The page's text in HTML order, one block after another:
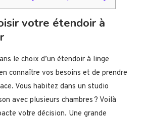
votre étendoir à
le choix d’un étendoir à linge
connaître vos besoins et de prendre
Vous habitez dans un studio
avec plusieurs chambres ? Voilà
votre décision. Une grande